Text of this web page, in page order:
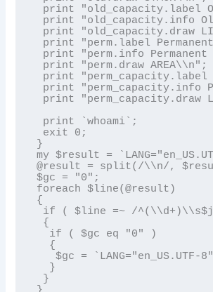
print "old_capacity.label
print "old_capacity.info
print "old_capacity.draw
print "perm.label
print "perm.info Permanent
print "perm.draw AREA\\n";
print "perm_capacity.label
print "perm_capacity.info
print "perm_capacity.draw
print `whoami`;
exit 0;
}
my $result =
@result = split(/\\n/,
$gc = "0";
foreach $line(@result)
{
if ( $line =~ /
{
  if ( $gc eq "0" )
  {
$gc = `LANG="en_US.UTF-
  }
}